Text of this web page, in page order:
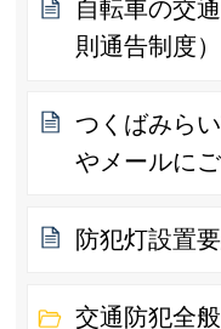
自転車の交
則通告制度
つくばみら
やメールにご
防犯灯設置
交通防犯全